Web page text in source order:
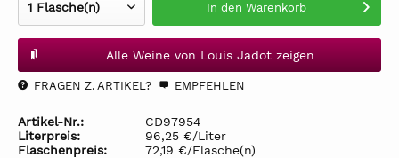
In den Warenkorb
Alle Weine von Louis Jadot zeigen
FRAGEN Z. ARTIKEL? EMPFEHLEN
Artikel-Nr.:
CD97954
Literpreis:
96,25 €/Liter
Flaschenpreis:
72,19 €/Flasche(n)